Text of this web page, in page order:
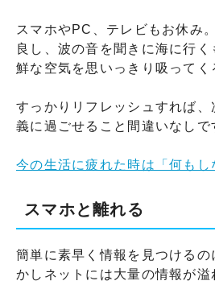
スマホやPC、テレビもお休み
良し、波の音を聞きに海に行
鮮な空気を思いっきり吸ってく
すっかりリフレッシュすれば
義に過ごせること間違いなしで
今の生活に疲れた時は「何もし
スマホと離れる
簡単に素早く情報を見つけるの
かしネットには大量の情報が溢